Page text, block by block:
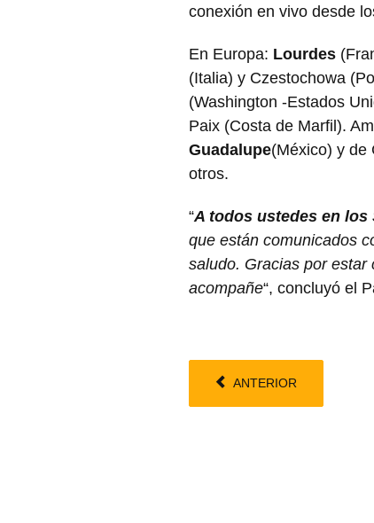
conexión en vivo desde
En Europa: Lourdes
(Italia) y Czestochowa
(Washington -Estados
Paix (Costa de Marfil).
Guadalupe(México) y de
otros.
“A todos ustedes en los
que están comunicados
saludo. Gracias por
acompañe“, concluyó el
ANTERIOR